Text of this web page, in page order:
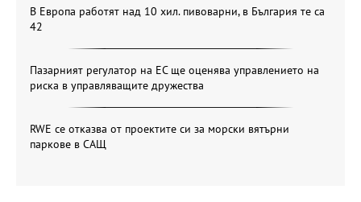
В Европа работят над 10 хил. пивоварни, в България те са
42
Пазарният регулатор на ЕС ще оценява управлението на
риска в управляващите дружества
RWE се отказва от проектите си за морски вятърни
паркове в САЩ